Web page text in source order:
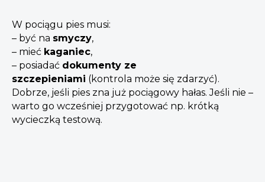
W pociągu pies musi:
– być na smyczy,
– mieć kaganiec,
– posiadać dokumenty ze
szczepieniami (kontrola może się zdarzyć).
Dobrze, jeśli pies zna już pociągowy hałas. Jeśli nie –
warto go wcześniej przygotować np. krótką
wycieczką testową.